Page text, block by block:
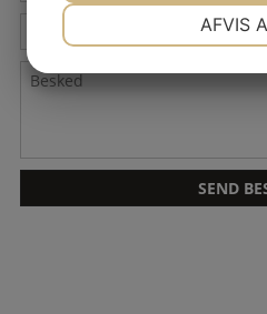
Besked
NØDVENDIGE
MARKETING
AFVIS